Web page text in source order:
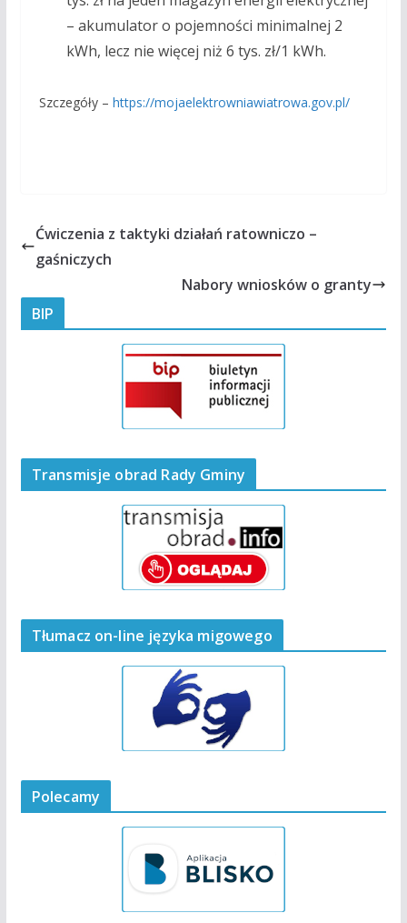
– akumulator o pojemności minimalnej 2
kWh, lecz nie więcej niż 6 tys. zł/1 kWh.
Szczegóły – https://mojaelektrowniawiatrowa.gov.pl/
Ćwiczenia z taktyki działań ratowniczo –
gaśniczych
Nabory wniosków o granty
BIP
Transmisje obrad Rady Gminy
Tłumacz on-line języka migowego
Polecamy